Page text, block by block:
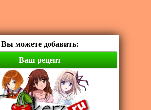
Вы можете добавить:
Ваш рецепт